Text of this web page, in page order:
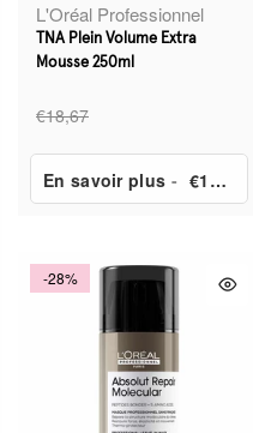
L'Oréal Professionnel
TNA Plein Volume Extra
Mousse 250ml
€18,67
En savoir plus - €10,06
-28%